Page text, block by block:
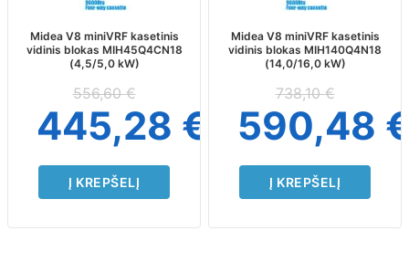
Midea V8 miniVRF kasetinis
vidinis blokas MIH45Q4CN18
(4,5/5,0 kW)
556,60€
445,28 €
Į KREPŠELĮ
Midea V8 miniVRF kasetinis
vidinis blokas MIH140Q4N18
(14,0/16,0 kW)
738,10€
590,48
Į KREPŠELĮ